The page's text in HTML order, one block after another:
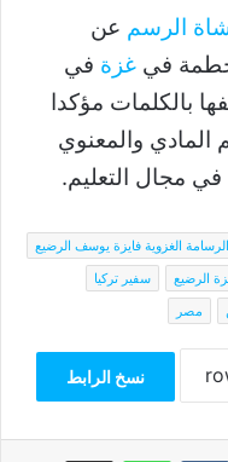
الرسم عن
في غزة في
بالكلمات مؤكدا
المادي والمعنوي
في مجال التعليم.
الرسامة الغزوية فايزة يوسف الرضيع
الرضيع
سفير تركيا
مصر
نسخ الرابط